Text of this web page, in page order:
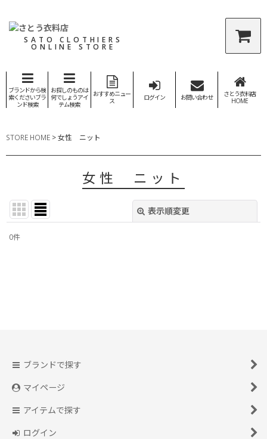
SATO CLOTHIERS
ONLINE STORE
ブランドから検
索くださいブラ
ンド検索
お探しのものは
何でしょうアイ
テム検索
おすすめニュー
ス
ログイン お問い合わせ
さとう衣料店
HOME
STORE HOME >女性 ニット
女性 ニット
表示順変更
0件
ブランドで探す
マイページ
アイテムで探す
ログイン